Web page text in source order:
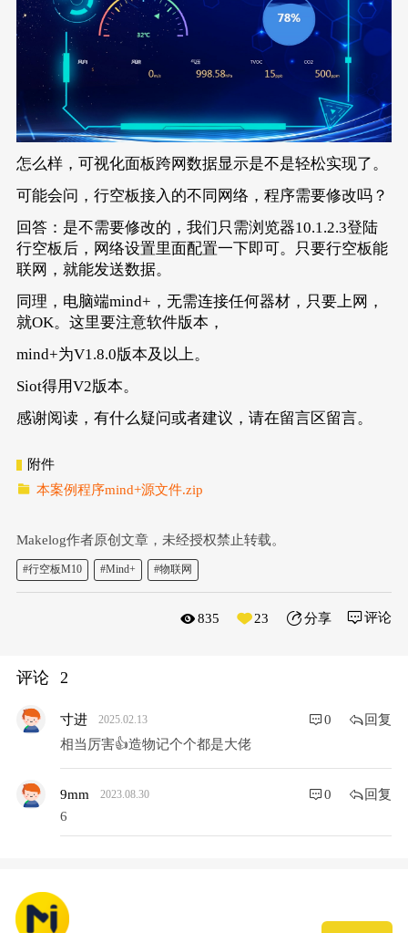
怎么样，可视化面板跨网数据显示是不是轻松实现了。
可能会问，行空板接入的不同网络，程序需要修改吗？
回答：是不需要修改的，我们只需浏览器10.1.2.3登陆
行空板后，网络设置里面配置一下即可。只要行空板能
联网，就能发送数据。
同理，电脑端mind+，无需连接任何器材，只要上网，
就OK。这里要注意软件版本，
mind+为V1.8.0版本及以上。
Siot得用V2版本。
感谢阅读，有什么疑问或者建议，请在留言区留言。
附件
本案例程序mind+源文件.zip
Makelog作者原创文章，未经授权禁止转载。
#行空板M10 #Mind+ #物联网
835 23 分享
评论 2
评论
寸进 2025.02.13 0 回复
相当厉害👍造物记个个都是大佬
9mm 2023.08.30 0 回复
6